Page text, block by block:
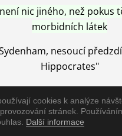
cookies k analýze
stránek.
Další informace
nic jiného, než pokus
morbidních látek
nesoucí
Hippocrates"
jen pomocí